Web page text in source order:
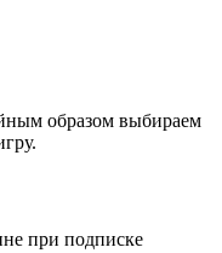
образом выбираем
при подписке